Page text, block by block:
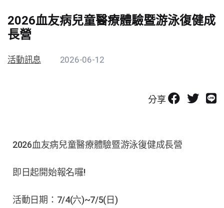
2026血友病兒童醫療體驗暨游泳復健成
長營
活動訊息 2026-06-12
分享
2026血友病兒童醫療體驗暨游泳復健成長營
即日起開始報名囉!
活動日期：7/4(六)~7/5(日)